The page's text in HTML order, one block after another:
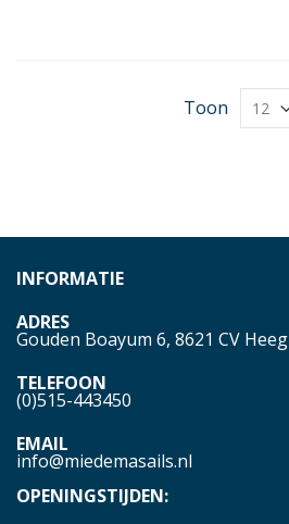
Toon
INFORMATIE
ADRES
Gouden Boayum 6, 8621 CV Heeg
TELEFOON
(0)515-443450
EMAIL
info@miedemasails.nl
OPENINGSTIJDEN: